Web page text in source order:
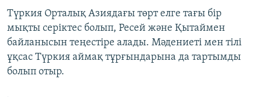
Түркия Орталық Азиядағы төрт елге тағы бір
мықты серіктес болып, Ресей және Қытаймен
байланысын теңестіре алады. Мәдениеті мен тілі
ұқсас Түркия аймақ тұрғындарына да тартымды
болып отыр.